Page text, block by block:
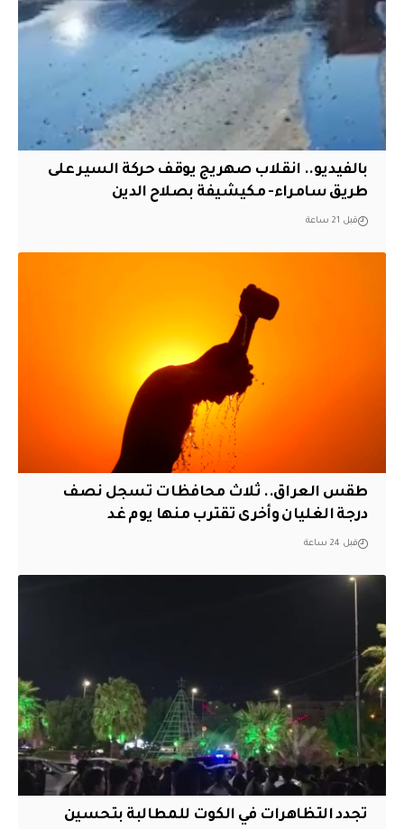
بالفيديو.. انقلاب صهريج يوقف حركة السير على
طريق سامراء- مكيشيفة بصلاح الدين
قبل 21 ساعة
طقس العراق.. ثلاث محافظات تسجل نصف
درجة الغليان وأخرى تقترب منها يوم غد
قبل 24 ساعة
تجدد التظاهرات في الكوت للمطالبة بتحسين